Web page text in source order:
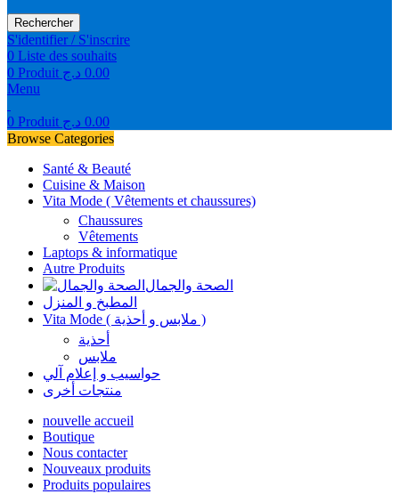
Rechercher
S'identifier / S'inscrire
0 Liste des souhaits
0 Produit 0.00 د.ج
Menu
0 Produit 0.00 د.ج
Browse Categories
Santé & Beauté
Cuisine & Maison
Vita Mode ( Vêtements et chaussures)
Chaussures
Vêtements
Laptops & informatique
Autre Produits
الصحة والجمال
المطبخ و المنزل
Vita Mode ( ملابس و أحذية )
أحذية
ملابس
حواسيب و إعلام آلي
منتجات أخرى
nouvelle accueil
Boutique
Nous contacter
Nouveaux produits
Produits populaires